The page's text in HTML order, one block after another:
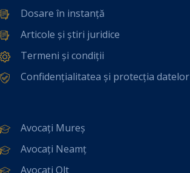
Dosare în instanță
Articole și știri juridice
Termeni și condiții
Confidențialitatea și protecția datelor
Avocați Mureș
Avocați Neamț
Avocați Olt